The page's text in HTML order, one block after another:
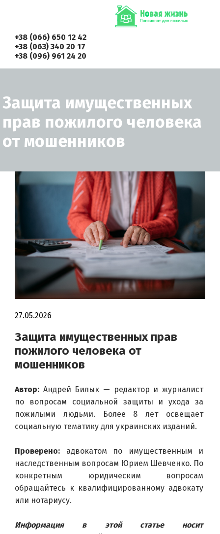
+38 (066) 650 12 42
+38 (063) 340 20 17
+38 (096) 961 24 20
Защита имущественных
прав пожилого человека
от мошенников
27.05.2026
Защита имущественных прав
пожилого человека от
мошенников
Автор: Андрей Билык — редактор и журналист
по вопросам социальной защиты и ухода за
пожилыми людьми. Более 8 лет освещает
социальную тематику для украинских изданий.
Проверено: адвокатом по имущественным и
наследственным вопросам Юрием Шевченко. По
конкретным юридическим вопросам
обращайтесь к квалифицированному адвокату
или нотариусу.
Информация в этой статье носит